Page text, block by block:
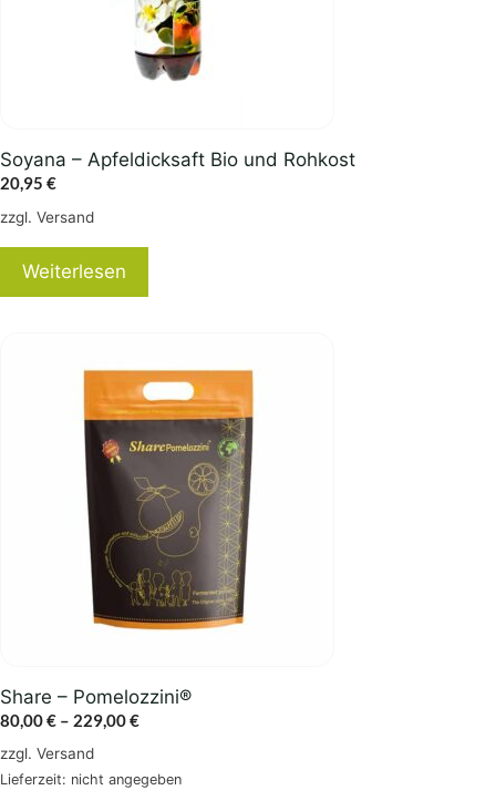
Soyana – Apfeldicksaft Bio und Rohkost
20,95 €
zzgl. Versand
Weiterlesen
Share – Pomelozzini®
80,00€ – 229,00€Preisspanne:
bis
zzgl. Versand
Lieferzeit: nicht angegeben
werden